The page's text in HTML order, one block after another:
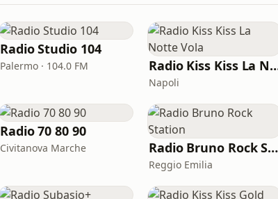
Radio Studio 104
Palermo · 104.0 FM Radio Kiss
Napoli
Radio 70 80 90
Civitanova Marche Radio Bruno Rock Station
Reggio Emilia